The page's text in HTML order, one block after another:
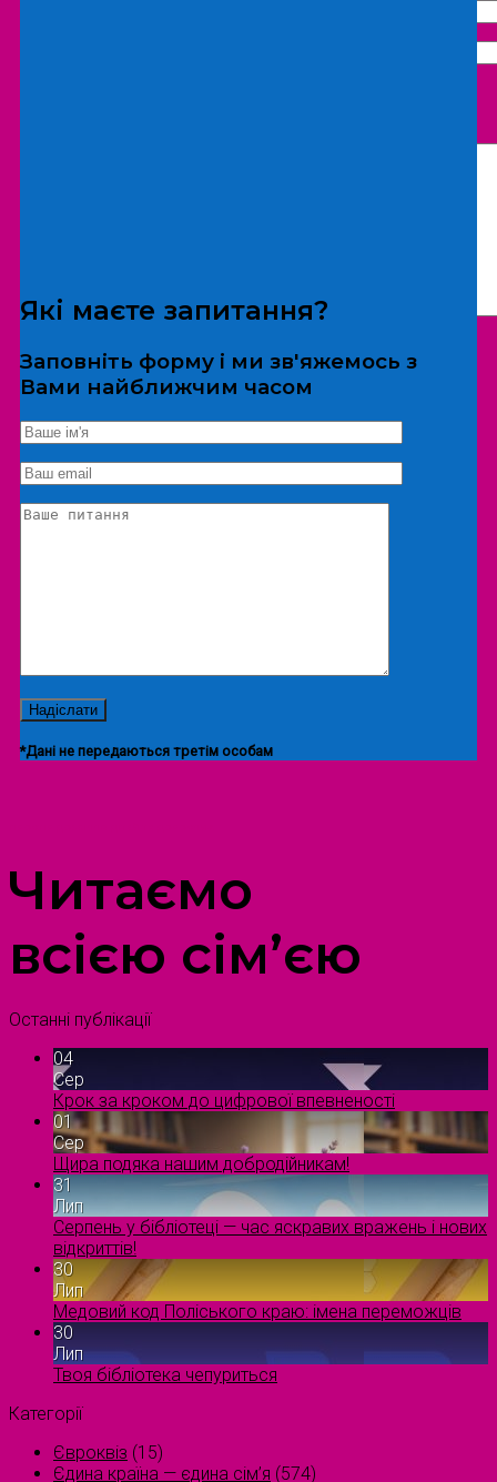
*Дані не передаються третім особам
Екскурсія/локація
Які маєте запитання?
Заповніть форму і ми зв'яжемось з
Вами найближчим часом
*Дані не передаються третім особам
Читаємо
всією сім’єю
Останні публікації
04
Сер
Крок за кроком до цифрової впевненості
01
Сер
Щира подяка нашим добродійникам!
31
Лип
Серпень у бібліотеці — час яскравих вражень і нових
відкриттів!
30
Лип
Медовий код Поліського краю: імена переможців
30
Лип
Твоя бібліотека чепуриться
Категорії
Євроквіз (15)
Єдина країна — єдина сім’я (574)